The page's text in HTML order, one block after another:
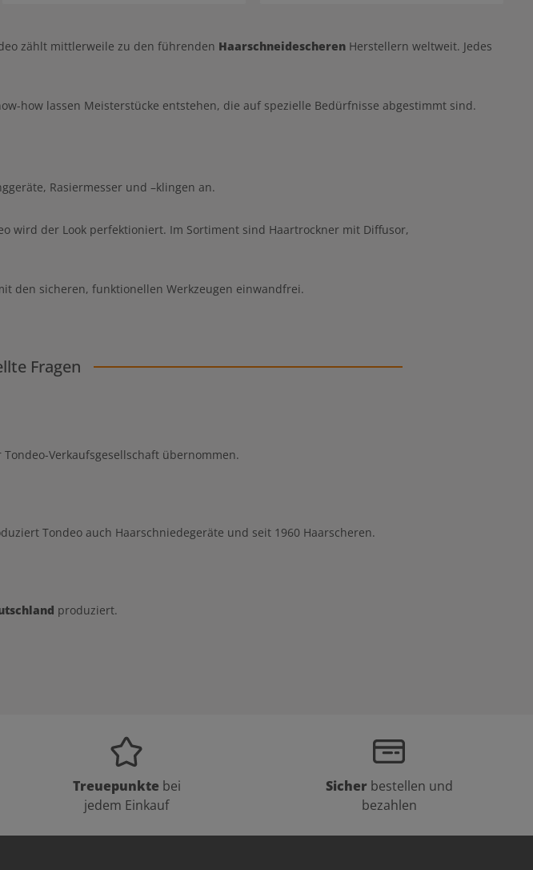
Einsätzen erhältlich
zählt mittlerweile zu den führenden Haarschneidescheren Herstellern weltweit. Jedes
how lassen Meisterstücke entstehen, die auf spezielle Bedürfnisse abgestimmt sind.
Rasiermesser und –klingen an.
wird der Look perfektioniert. Im Sortiment sind Haartrockner mit Diffusor,
den sicheren, funktionellen Werkzeugen einwandfrei.
Fragen
Verkaufsgesellschaft übernommen.
Tondeo auch Haarschniedegeräte und seit 1960 Haarscheren.
produziert.
Treuepunkte bei
jedem Einkauf
Sicher bestellen und
bezahlen